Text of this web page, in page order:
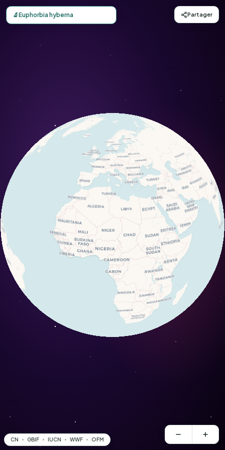
Carte d'observation du Euphorbia hyberna (Euphorbia
🔬Euphorbia hyberna Partager
CN GBIF IUCN WWF OFM